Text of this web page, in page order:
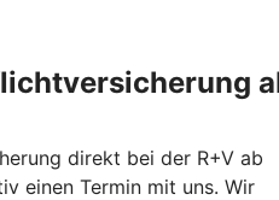
direkt bei der R+V ab
einen Termin mit uns. Wir